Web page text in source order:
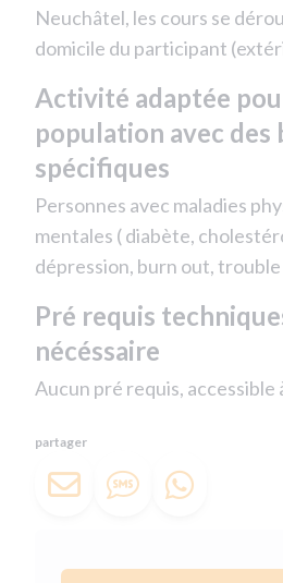
Neuchâtel, les cours se
domicile du participant
Activité adaptée
population avec des
spécifiques
Personnes avec maladies
mentales ( diabète,
dépression, burn out, trouble
Pré requis
nécéssaire
Aucun pré requis, accessible
partager